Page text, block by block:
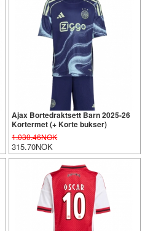
Ajax Bortedraktsett Barn 2025-26
Kortermet (+ Korte bukser)
1.030.46NOK
315.70NOK